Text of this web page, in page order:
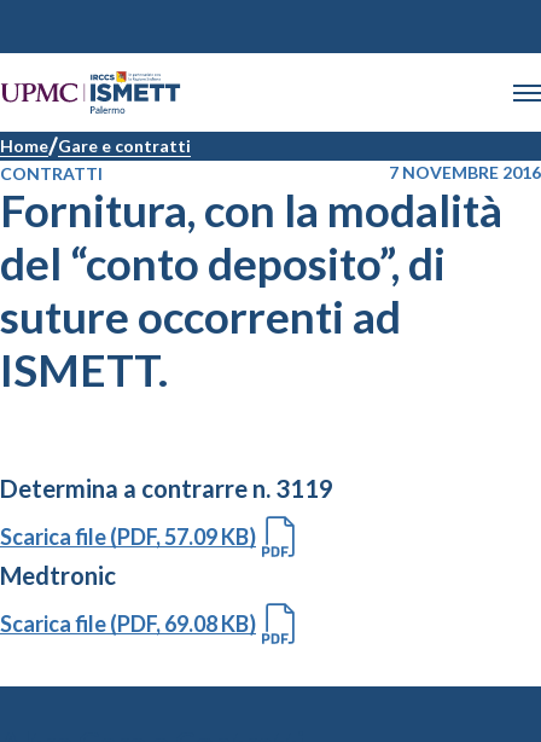
Home Gare e contratti
CONTRATTI
7 NOVEMBRE 2016
Fornitura, con la modalità
del “conto deposito”, di
suture occorrenti ad
ISMETT.
Determina a contrarre n. 3119
Scarica file (PDF, 57.09 KB)
Medtronic
Scarica file (PDF, 69.08 KB)